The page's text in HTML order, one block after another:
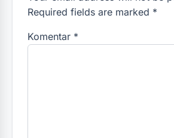
Required fields are marked *
Komentar *